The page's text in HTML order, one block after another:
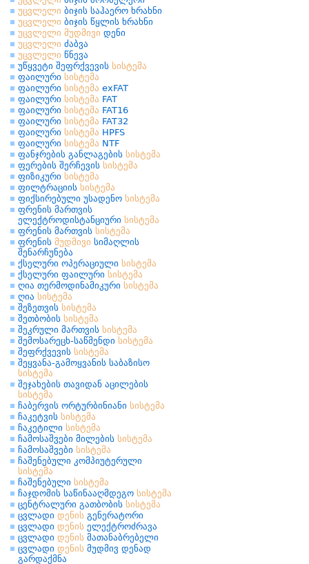
უცვლელი ბიჯის საჰაერო ხრახნი
უცვლელი ბიჯის წყლის ხრახნი
უცვლელი მუდმივი დენი
უცვლელი ძაბვა
უცვლელი წნევა
უწყვეტი შეფრქვევის სისტემა
ფაილური სისტემა
ფაილური სისტემა exFAT
ფაილური სისტემა FAT
ფაილური სისტემა FAT16
ფაილური სისტემა FAT32
ფაილური სისტემა HPFS
ფაილური სისტემა NTF
ფანჯრების განლაგების სისტემა
ფერების შერჩევის სისტემა
ფიზიკური სისტემა
ფილტრაციის სისტემა
ფიქსირებული უსადენო სისტემა
ფრენის მართვის
ელექტროდისტანციური სისტემა
ფრენის მართვის სისტემა
ფრენის მუდმივი სიმაღლის
შენარჩუნება
ქსელური ოპერაციული სისტემა
ქსელური ფაილური სისტემა
ღია თერმოდინამიკური სისტემა
ღია სისტემა
შეზეთვის სისტემა
შეთბობის სისტემა
შეკრული მართვის სისტემა
შემოსარეცხ-საწმენდი სისტემა
შეფრქვევის სისტემა
შეყვანა-გამოყვანის საბაზისო
სისტემა
შეჯახების თავიდან აცილების
სისტემა
ჩაბერვის ორტურბინიანი სისტემა
ჩაკეტვის სისტემა
ჩაკეტილი სისტემა
ჩამოსაშვები მილების სისტემა
ჩამოსაშვები სისტემა
ჩაშენებული კომპიუტერული
სისტემა
ჩაშენებული სისტემა
ჩაჯდომის საწინააღმდეგო სისტემა
ცენტრალური გათბობის სისტემა
ცვლადი დენის გენერატორი
ცვლადი დენის ელექტროძრავა
ცვლადი დენის მათანაბრებელი
ცვლადი დენის მუდმივ დენად
გარდაქმნა